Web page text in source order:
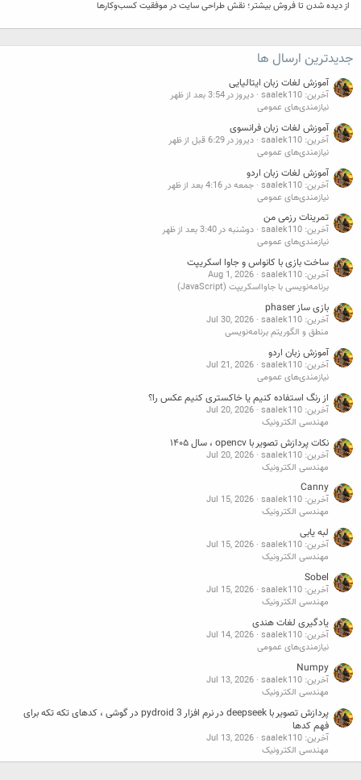
از دیده شدن تا فروش بیشتر؛ نقش طراحی سایت در موفقیت کسب‌وکارها
جدیدترین ارسال ها
آموزش لغات زبان ایتالیایی
آخرین: saalek110
دیروز در 3:54 بعد از ظهر
نیازمندی‌های عمومی
آموزش لغات زبان فرانسوی
آخرین: saalek110
دیروز در 6:29 قبل از ظهر
نیازمندی‌های عمومی
آموزش لغات زبان اردو
آخرین: saalek110
جمعه در 4:16 بعد از ظهر
نیازمندی‌های عمومی
تمرینات رزمی من
آخرین: saalek110
دوشنبه در 3:40 بعد از ظهر
نیازمندی‌های عمومی
ساخت بازی با کانواس و جاوا اسکریپت
آخرین: saalek110
Aug 1, 2026
برنامه‌نویسی با جاوااسکریپت (JavaScript)
بازی ساز phaser
آخرین: saalek110
Jul 30, 2026
منطق و الگوریتم برنامه‌نویسی
آموزش زبان اردو
آخرین: saalek110
Jul 21, 2026
نیازمندی‌های عمومی
از رنگ استفاده کنیم یا خاکستری کنیم عکس را؟
آخرین: saalek110
Jul 20, 2026
مهندسی الکترونیک
نکات پردازش تصویر با opencv ، سال ۱۴۰۵
آخرین: saalek110
Jul 20, 2026
مهندسی الکترونیک
Canny
آخرین: saalek110
Jul 15, 2026
مهندسی الکترونیک
لبه یابی
آخرین: saalek110
Jul 15, 2026
مهندسی الکترونیک
Sobel
آخرین: saalek110
Jul 15, 2026
مهندسی الکترونیک
یادگیری لغات هندی
آخرین: saalek110
Jul 14, 2026
نیازمندی‌های عمومی
Numpy
آخرین: saalek110
Jul 13, 2026
مهندسی الکترونیک
پردازش تصویر با deepseek در نرم افزار pydroid 3 در گوشی ، کدهای تکه تکه برای
فهم کدها
آخرین: saalek110
Jul 13, 2026
مهندسی الکترونیک